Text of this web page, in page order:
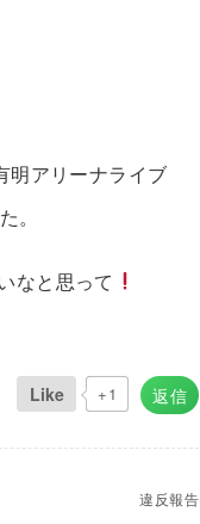
明アリーナライブ
。
なと思って
返信
Like +1
違反報告